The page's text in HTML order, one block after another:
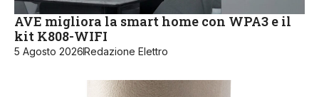
AVE migliora la smart home con WPA3 e il
kit K808-WIFI
5 Agosto 2026Redazione Elettro